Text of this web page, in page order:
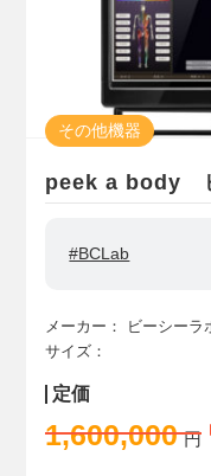
その他機器
peek a body
#BCLab
メーカー：
ビーシーラ
サイズ：
定価
1,600,000 円